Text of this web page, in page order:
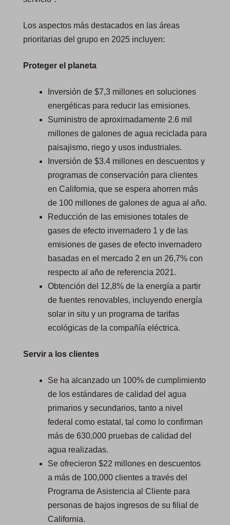
Los aspectos más destacados en las áreas
prioritarias del grupo en 2025 incluyen:
Proteger el planeta
Inversión de $7,3 millones en soluciones
energéticas para reducir las emisiones.
Suministro de aproximadamente 2.6 mil
millones de galones de agua reciclada para
paisajismo, riego y usos industriales.
Inversión de $3.4 millones en descuentos y
programas de conservación para clientes
en California, que se espera ahorren más
de 100 millones de galones de agua al año.
Reducción de las emisiones totales de
gases de efecto invernadero 1 y de las
emisiones de gases de efecto invernadero
basadas en el mercado 2 en un 26,7% con
respecto al año de referencia 2021.
Obtención del 12,8% de la energía a partir
de fuentes renovables, incluyendo energía
solar in situ y un programa de tarifas
ecológicas de la compañía eléctrica.
Servir a los clientes
Se ha alcanzado un 100% de cumplimiento
de los estándares de calidad del agua
primarios y secundarios, tanto a nivel
federal como estatal, tal como lo confirman
más de 630,000 pruebas de calidad del
agua realizadas.
Se ofrecieron $22 millones en descuentos
a más de 100,000 clientes a través del
Programa de Asistencia al Cliente para
personas de bajos ingresos de su filial de
California.